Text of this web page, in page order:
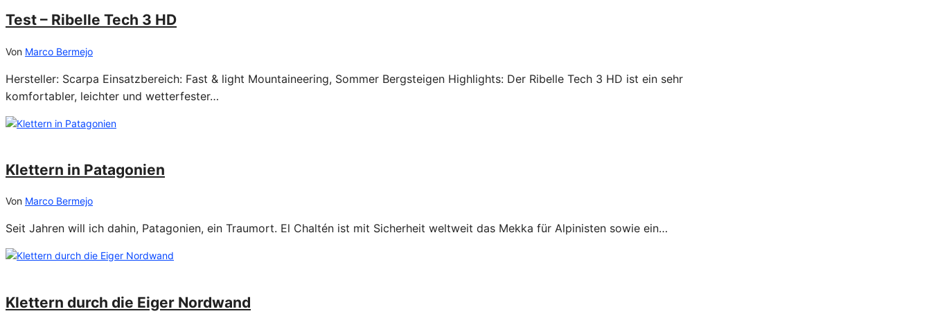
Test – Ribelle Tech 3 HD
Von Marco Bermejo
Hersteller: Scarpa Einsatzbereich: Fast & light Mountaineering, Sommer Bergsteigen Highlights: Der Ribelle Tech 3 HD ist ein sehr
komfortabler, leichter und wetterfester…
Klettern in Patagonien
Von Marco Bermejo
Seit Jahren will ich dahin, Patagonien, ein Traumort. El Chaltén ist mit Sicherheit weltweit das Mekka für Alpinisten sowie ein…
Klettern durch die Eiger Nordwand